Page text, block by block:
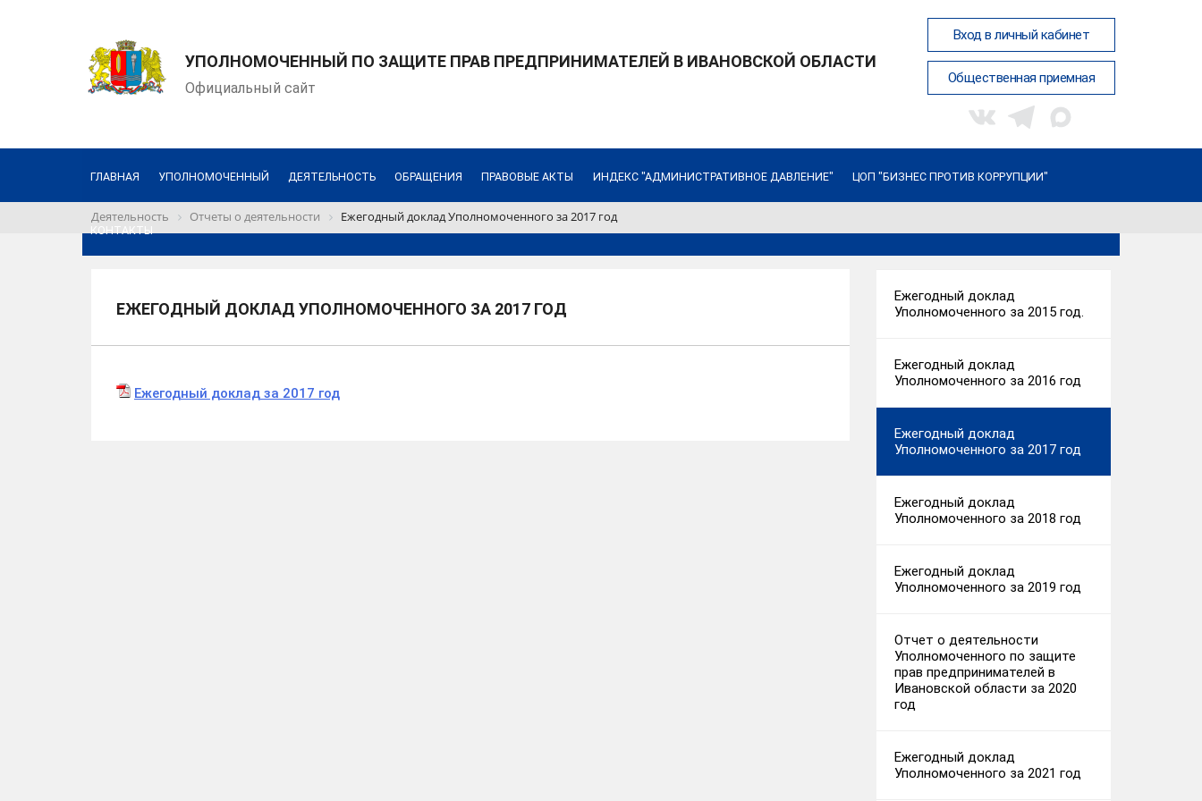
УПОЛНОМОЧЕННЫЙ ПО ЗАЩИТЕ ПРАВ ПРЕДПРИНИМАТЕЛЕЙ В ИВАНОВСКОЙ ОБЛАСТИ
Официальный сайт
Вход в личный кабинет
Общественная приемная
ГЛАВНАЯ УПОЛНОМОЧЕННЫЙ ДЕЯТЕЛЬНОСТЬ ОБРАЩЕНИЯ ПРАВОВЫЕ АКТЫ ИНДЕКС "АДМИНИСТРАТИВНОЕ ДАВЛЕНИЕ" ЦОП "БИЗНЕС ПРОТИВ КОРРУПЦИИ"
КОНТАКТЫ
Деятельность Отчеты о деятельности Ежегодный доклад Уполномоченного за 2017 год
ЕЖЕГОДНЫЙ ДОКЛАД УПОЛНОМОЧЕННОГО ЗА 2017 ГОД
Ежегодный доклад за 2017 год
Ежегодный доклад
Уполномоченного за 2015 год.
Ежегодный доклад
Уполномоченного за 2016 год
Ежегодный доклад
Уполномоченного за 2017 год
Ежегодный доклад
Уполномоченного за 2018 год
Ежегодный доклад
Уполномоченного за 2019 год
Отчет о деятельности
Уполномоченного по защите
прав предпринимателей в
Ивановской области за 2020
год
Ежегодный доклад
Уполномоченного за 2021 год